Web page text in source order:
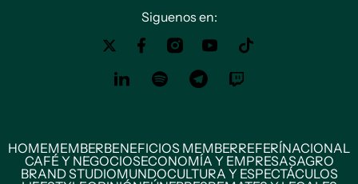
Siguenos en:
HOMEMEMBERBENEFICIOS MEMBERREFERÍNACIONAL
CAFÉ Y NEGOCIOSECONOMÍA Y EMPRESASAGRO
BRAND STUDIOMUNDOCULTURA Y ESPECTÁCULOS